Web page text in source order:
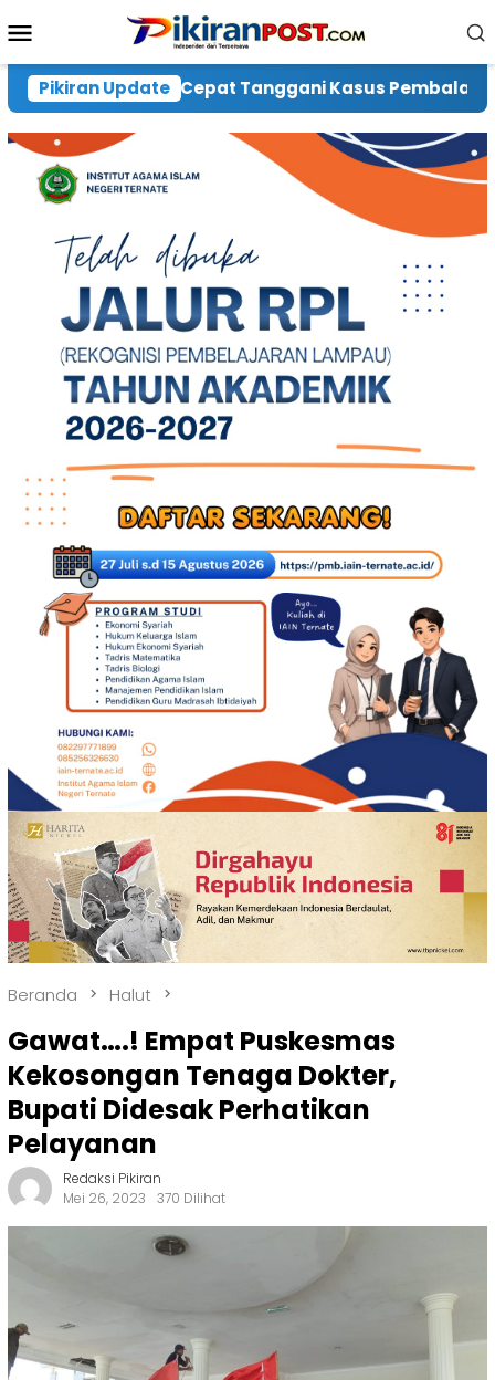
ke
Mobile
Pikiran Update
Kasus Pembalakan Liar di Desa Waringi, Warga
Beranda Halut
Gawat….! Empat Puskesmas
Kekosongan Tenaga Dokter,
Bupati Didesak Perhatikan
Pelayanan
Redaksi Pikiran
Mei 26, 2023
370 Dilihat